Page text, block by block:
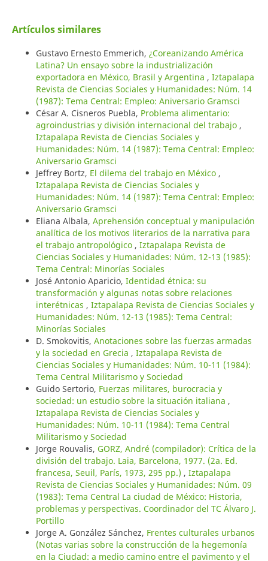
Artículos similares
Gustavo Ernesto Emmerich, ¿Coreanizando América
Latina? Un ensayo sobre la industrialización
exportadora en México, Brasil y Argentina , Iztapalapa
Revista de Ciencias Sociales y Humanidades: Núm. 14
(1987): Tema Central: Empleo: Aniversario Gramsci
César A. Cisneros Puebla, Problema alimentario:
agroindustrias y división internacional del trabajo ,
Iztapalapa Revista de Ciencias Sociales y
Humanidades: Núm. 14 (1987): Tema Central: Empleo:
Aniversario Gramsci
Jeffrey Bortz, El dilema del trabajo en México ,
Iztapalapa Revista de Ciencias Sociales y
Humanidades: Núm. 14 (1987): Tema Central: Empleo:
Aniversario Gramsci
Eliana Albala, Aprehensión conceptual y manipulación
analítica de los motivos literarios de la narrativa para
el trabajo antropológico , Iztapalapa Revista de
Ciencias Sociales y Humanidades: Núm. 12-13 (1985):
Tema Central: Minorías Sociales
José Antonio Aparicio, Identidad étnica: su
transformación y algunas notas sobre relaciones
interétnicas , Iztapalapa Revista de Ciencias Sociales y
Humanidades: Núm. 12-13 (1985): Tema Central:
Minorías Sociales
D. Smokovitis, Anotaciones sobre las fuerzas armadas
y la sociedad en Grecia , Iztapalapa Revista de
Ciencias Sociales y Humanidades: Núm. 10-11 (1984):
Tema Central Militarismo y Sociedad
Guido Sertorio, Fuerzas militares, burocracia y
sociedad: un estudio sobre la situación italiana ,
Iztapalapa Revista de Ciencias Sociales y
Humanidades: Núm. 10-11 (1984): Tema Central
Militarismo y Sociedad
Jorge Rouvalis, GORZ, André (compilador): Crítica de la
división del trabajo. Laia, Barcelona, 1977. (2a. Ed.
francesa, Seuil, París, 1973, 295 pp.) , Iztapalapa
Revista de Ciencias Sociales y Humanidades: Núm. 09
(1983): Tema Central La ciudad de México: Historia,
problemas y perspectivas. Coordinador del TC Álvaro J.
Portillo
Jorge A. González Sánchez, Frentes culturales urbanos
(Notas varias sobre la construcción de la hegemonía
en la Ciudad: a medio camino entre el pavimento y el